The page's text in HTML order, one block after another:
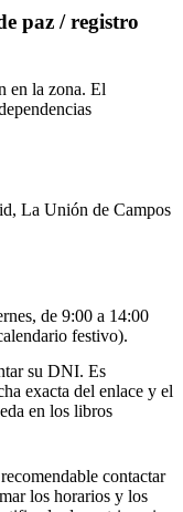
paz / registro
en la zona. El
La Unión de Campos
de 9:00 a 14:00
festivo).
su DNI. Es
exacta del enlace y el
en los libros
contactar
los horarios y los